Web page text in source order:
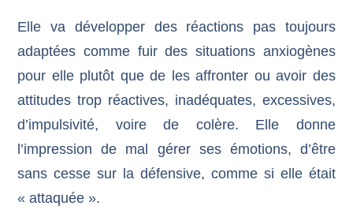
Elle va développer des réactions pas toujours
adaptées comme fuir des situations anxiogènes
pour elle plutôt que de les affronter ou avoir des
attitudes trop réactives, inadéquates, excessives,
d’impulsivité, voire de colère. Elle donne
l’impression de mal gérer ses émotions, d’être
sans cesse sur la défensive, comme si elle était
« attaquée ».